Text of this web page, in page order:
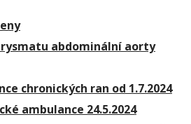
abdominální aorty
chronických ran od 1.7.2024
ambulance 24.5.2024